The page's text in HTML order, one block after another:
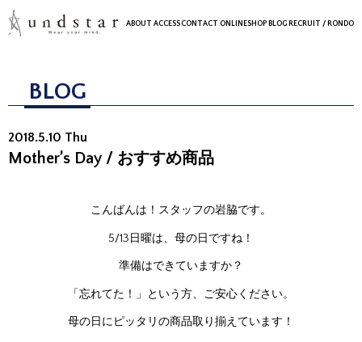
ABOUT ACCESSCONTACT ONLINESHOP BLOG RECRUIT / RONDO
BLOG
2018.5.10 Thu
Mother’s Day / おすすめ商品
こんばんは！スタッフの岩脇です。
5/13日曜は、母の日ですね！
準備はできていますか？
「忘れてた！」という方、ご安心ください。
母の日にピッタリの商品取り揃えています！